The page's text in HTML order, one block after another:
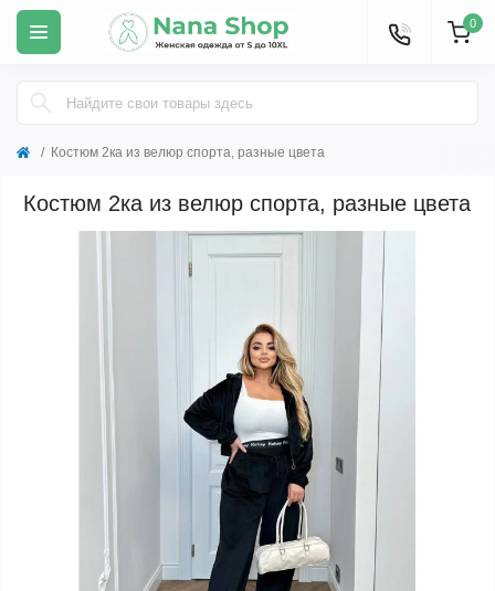
0
Костюм 2ка из велюр спорта, разные цвета
Костюм 2ка из велюр спорта, разные цвета